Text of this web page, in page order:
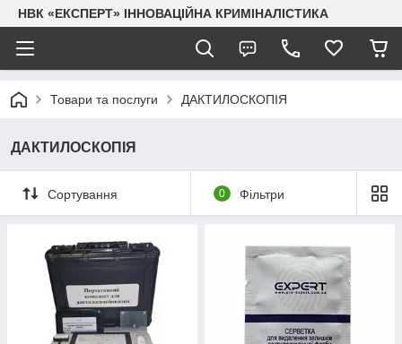
НВК «ЕКСПЕРТ» ІННОВАЦІЙНА КРИМІНАЛІСТИКА
Товари та послуги ДАКТИЛОСКОПІЯ
ДАКТИЛОСКОПІЯ
Сортування 0 Фільтри